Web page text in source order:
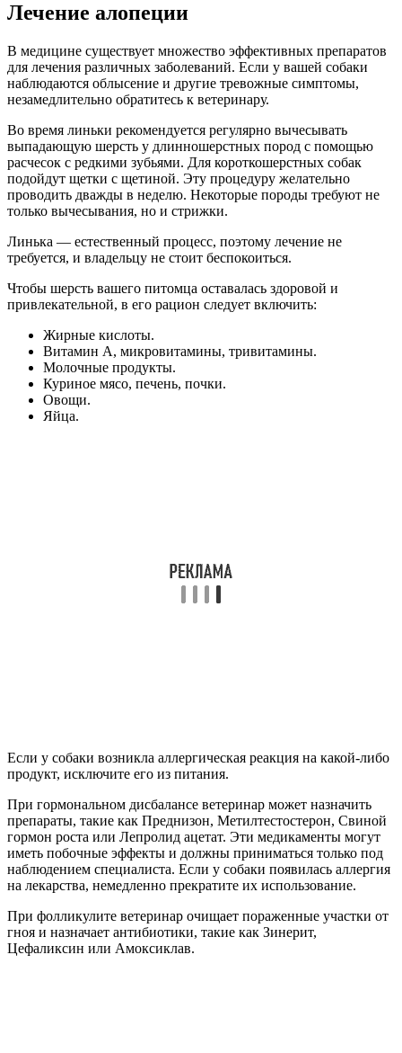
Лечение алопеции
В медицине существует множество эффективных препаратов
для лечения различных заболеваний. Если у вашей собаки
наблюдаются облысение и другие тревожные симптомы,
незамедлительно обратитесь к ветеринару.
Во время линьки рекомендуется регулярно вычесывать
выпадающую шерсть у длинношерстных пород с помощью
расчесок с редкими зубьями. Для короткошерстных собак
подойдут щетки с щетиной. Эту процедуру желательно
проводить дважды в неделю. Некоторые породы требуют не
только вычесывания, но и стрижки.
Линька — естественный процесс, поэтому лечение не
требуется, и владельцу не стоит беспокоиться.
Чтобы шерсть вашего питомца оставалась здоровой и
привлекательной, в его рацион следует включить:
Жирные кислоты.
Витамин А, микровитамины, тривитамины.
Молочные продукты.
Куриное мясо, печень, почки.
Овощи.
Яйца.
Если у собаки возникла аллергическая реакция на какой-либо
продукт, исключите его из питания.
При гормональном дисбалансе ветеринар может назначить
препараты, такие как Преднизон, Метилтестостерон, Свиной
гормон роста или Лепролид ацетат. Эти медикаменты могут
иметь побочные эффекты и должны приниматься только под
наблюдением специалиста. Если у собаки появилась аллергия
на лекарства, немедленно прекратите их использование.
При фолликулите ветеринар очищает пораженные участки от
гноя и назначает антибиотики, такие как Зинерит,
Цефаликсин или Амоксиклав.